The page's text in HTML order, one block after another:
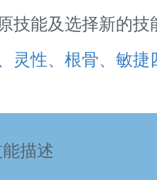
技能及选择新的技
灵性、根骨、敏
描述